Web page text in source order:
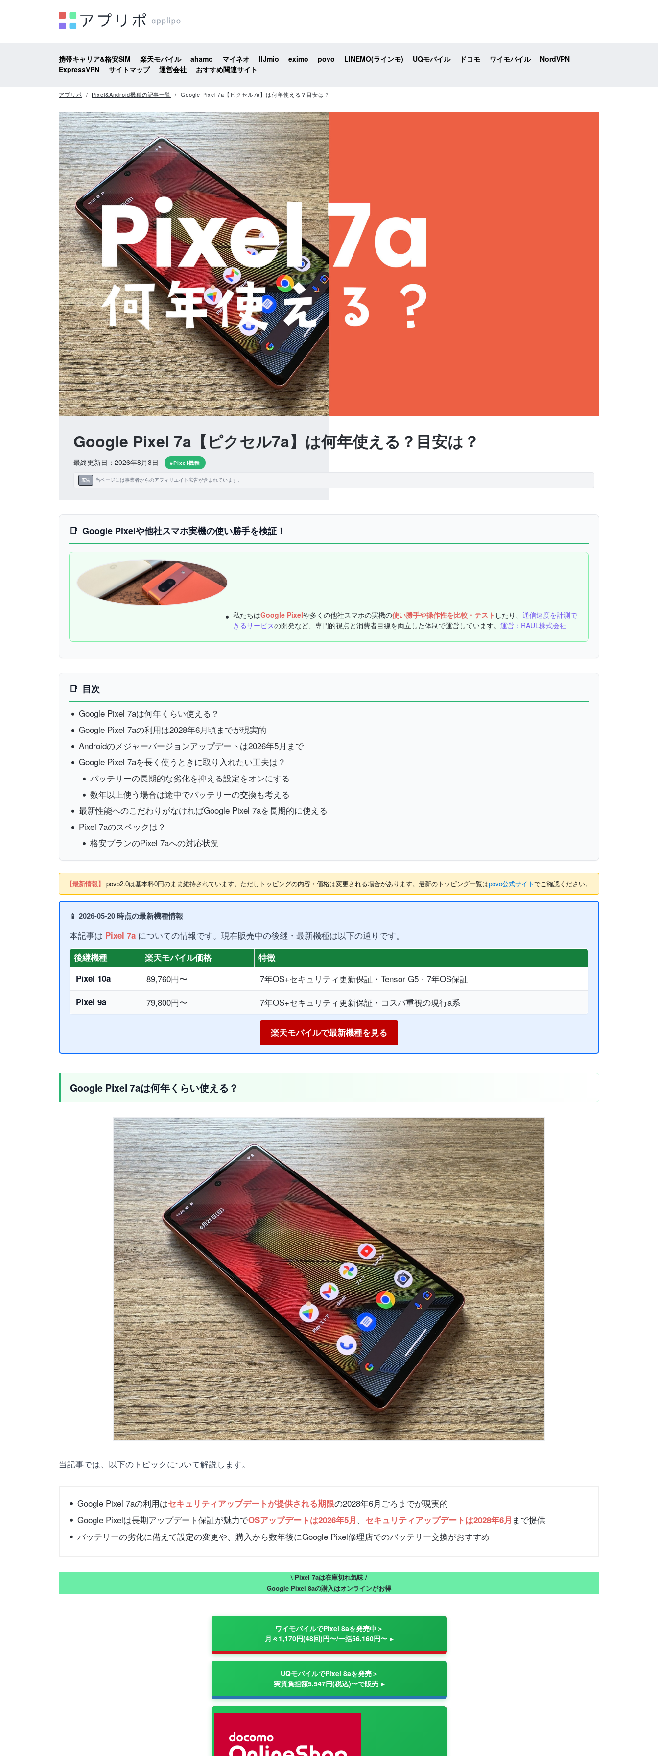
携帯キャリア&格安SIM 楽天モバイル ahamo マイネオ IIJmio eximo povo LINEMO(ラインモ) UQモバイル ドコモ ワイモバイル
NordVPN
ExpressVPN
サイトマップ 運営会社 おすすめ関連サイト
アプリポ Pixel&Android機種の記事一覧 Google Pixel 7a【ピクセル7a】は何年使える？目安は？
Google Pixel 7a【ピクセル7a】は何年使える？目安は？
最終更新日：2026年8月3日 #Pixel機種
広告 当ページには事業者からのアフィリエイト広告が含まれています。
Google Pixelや他社スマホ実機の使い勝手を検証！
私たちはGoogle Pixelや多くの他社スマホの実機の使い勝手や操作性を比較・テスト したり、 通信速度を計測で
きるサービスの開発など、専門的視点と消費者目線を両立した体制で運営しています。 運営：RAUL株式会社
目次
Google Pixel 7aは何年くらい使える？
Google Pixel 7aの利用は2028年6月頃までが現実的
Androidのメジャーバージョンアップデートは2026年5月まで
Google Pixel 7aを長く使うときに取り入れたい工夫は？
バッテリーの長期的な劣化を抑える設定をオンにする
数年以上使う場合は途中でバッテリーの交換も考える
最新性能へのこだわりがなければGoogle Pixel 7aを長期的に使える
Pixel 7aのスペックは？
格安プランのPixel 7aへの対応状況
【最新情報】 povo2.0は基本料0円のまま維持されています。ただしトッピングの内容・価格は変更される場合があります。最新のトッピング一覧はpovo公式サイトでご確認ください。
📱 2026-05-20 時点の最新機種情報
本記事は Pixel 7a についての情報です。現在販売中の後継・最新機種は以下の通りです。
後継機種 楽天モバイル価格
特徴
Pixel 10a
89,760円〜 7年OS+セキュリティ更新保証・Tensor G5・7年OS保証
Pixel 9a 79,800円〜 7年OS+セキュリティ更新保証・コスパ重視の現行a系
楽天モバイルで最新機種を見る
Google Pixel 7aは何年くらい使える？
当記事では、以下のトピックについて解説します。
Google Pixel 7aの利用はセキュリティアップデートが提供される期限の2028年6月ごろまでが現実的
Google Pixelは長期アップデート保証が魅力でOSアップデートは2026年5月 、 セキュリティアップデートは2028年6月 まで提供
バッテリーの劣化に備えて設定の変更や、購入から数年後にGoogle Pixel修理店でのバッテリー交換がおすすめ
\ Pixel 7aは在庫切れ気味 /
Google Pixel 8aの購入はオンラインがお得
ワイモバイルでPixel 8aを発売中＞
月々1,170円(48回)円〜/一括56,160円〜
UQモバイルでPixel 8aを発売＞
実質負担額5,547円(税込)〜で販売